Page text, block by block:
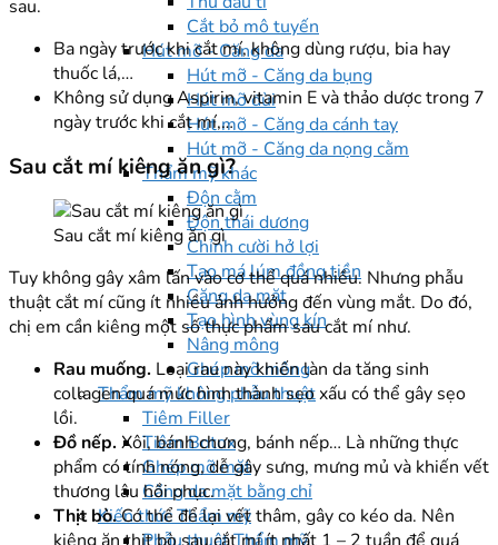
Cắt bỏ mô tuyến
Hút mỡ - Căng da
Hút mỡ - Căng da bụng
Hút mỡ đùi
Hút mỡ - Căng da cánh tay
Hút mỡ - Căng da nọng cằm
Thẩm mỹ khác
Độn cằm
Độn thái dương
Chỉnh cười hở lợi
Tạo má lúm đồng tiền
Căng da mặt
Tạo hình vùng kín
Nâng mông
Ghép mỡ mông
Thẩm mỹ không phẫu thuật
Tiêm Filler
Tiêm Botox
Ghép mỡ mặt
Căng da mặt bằng chỉ
Kiến thức Thẩm mỹ
sau.
Ba ngày trước khi cắt mí, không dùng rượu, bia hay
thuốc lá,…
Không sử dụng Aspirin, vitamin E và thảo dược trong 7
ngày trước khi cắt mí,…
Sau cắt mí kiêng ăn gì?
Sau cắt mí kiêng ăn gì
Tuy không gây xâm lấn vào cơ thể quá nhiều. Nhưng phẫu
thuật cắt mí cũng ít nhiều ảnh hưởng đến vùng mắt. Do đó,
chị em cần kiêng một số thực phẩm sau cắt mí như.
Rau muống. Loại rau này khiến làn da tăng sinh
collagen quá mức hình thành sẹo xấu có thể gây sẹo
lồi.
Đồ nếp.Xôi, bánh chưng, bánh nếp… Là những thực
phẩm có tính nóng, dễ gây sưng, mưng mủ và khiến vết
thương lâu hồi phục.
Thịt bò.Có thể để lại vết thâm, gây co kéo da. Nên